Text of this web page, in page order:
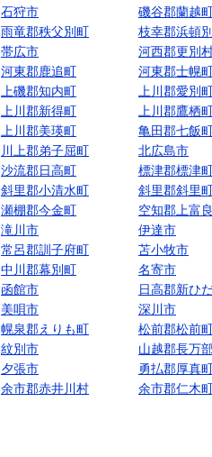
石狩市
磯谷郡蘭越
雨竜郡秩父別町
枝幸郡浜頓
帯広市
河西郡更別
河東郡鹿追町
河東郡士幌
上磯郡知内町
上川郡愛別
上川郡新得町
上川郡鷹栖
上川郡美瑛町
亀田郡七飯
川上郡弟子屈町
北広島市
沙流郡日高町
標津郡標津
斜里郡小清水町
斜里郡斜里
瀬棚郡今金町
空知郡上富
滝川市
伊達市
常呂郡訓子府町
苫小牧市
中川郡幕別町
名寄市
函館市
日高郡新ひ
美唄市
深川市
幌泉郡えりも町
松前郡松前
紋別市
山越郡長万
夕張市
勇払郡厚真
余市郡赤井川村
余市郡仁木